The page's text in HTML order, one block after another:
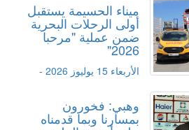
ميناء الحسيمة يستقبل
أولى الرحلات البحرية
ضمن عملية "مرحبا
2026"
الأربعاء 15 يوليوز 2026 -
وهبي: فخورون
بمسارنا وبما قدمناه